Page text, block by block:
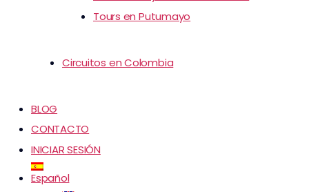
Tours en Putumayo
Circuitos en Colombia
BLOG
CONTACTO
INICIAR SESIÓN
Español